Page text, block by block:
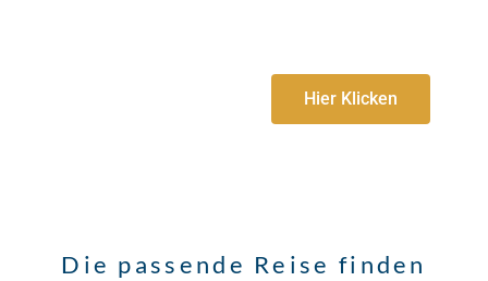
Hier Klicken
Die passende Reise finden